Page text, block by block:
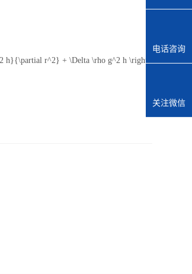
h}{\partial r^2} + \Delta \rho g^2 h \right)
电话咨询
关注微信